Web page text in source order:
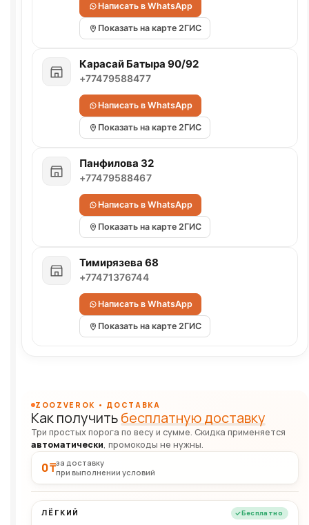
Написать в WhatsApp
Показать на карте 2ГИС
Карасай Батыра 90/92
+77479588477
Написать в WhatsApp
Показать на карте 2ГИС
Панфилова 32
+77479588467
Написать в WhatsApp
Показать на карте 2ГИС
Тимирязева 68
+77471376744
Написать в WhatsApp
Показать на карте 2ГИС
ZOOZVEROK • ДОСТАВКА
Как получитьбесплатную доставку
Три простых порога по весу и сумме. Скидка применяется
автоматически, промокоды не нужны.
0 ₸за доставку
при выполнении условий
ЛЁГКИЙ Бесплатно